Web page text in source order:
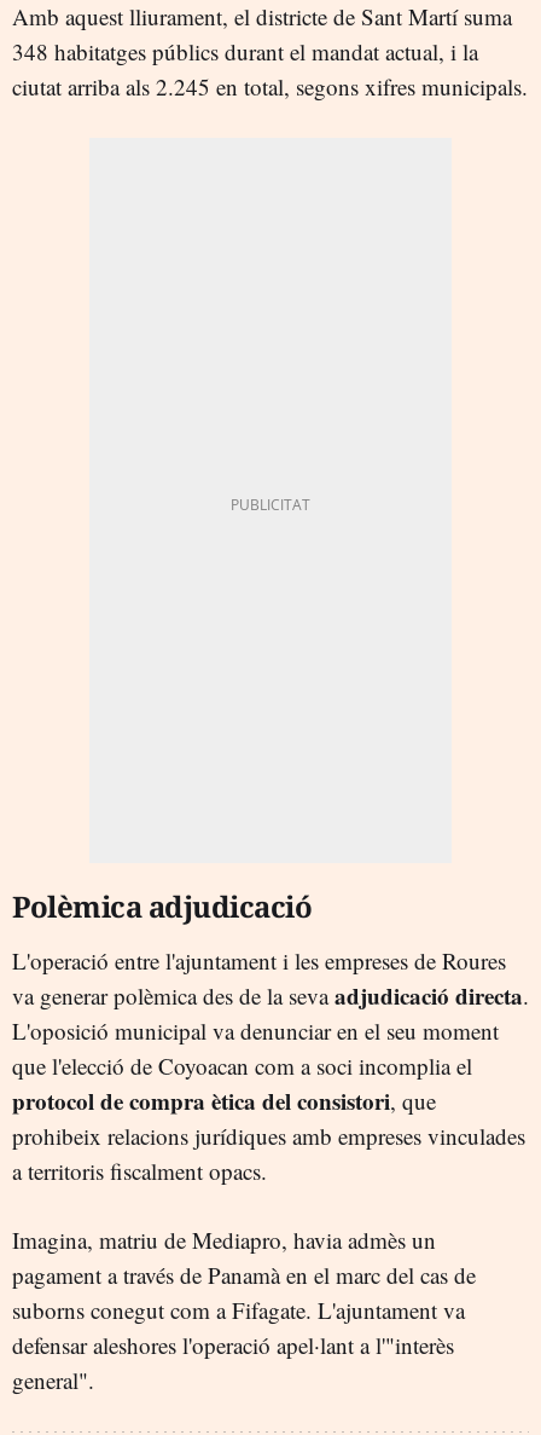
Amb aquest lliurament, el districte de Sant Martí suma
348 habitatges públics durant el mandat actual, i la
ciutat arriba als 2.245 en total, segons xifres municipals.
Polèmica adjudicació
L'operació entre l'ajuntament i les empreses de Roures
va generar polèmica des de la sevaadjudicació directa.
L'oposició municipal va denunciar en el seu moment
que l'elecció de Coyoacan com a soci incomplia el
protocol de compra ètica del consistori, que
prohibeix relacions jurídiques amb empreses vinculades
a territoris fiscalment opacs.
Imagina, matriu de Mediapro, havia admès un
pagament a través de Panamà en el marc del cas de
suborns conegut com a Fifagate. L'ajuntament va
defensar aleshores l'operació apel·lant a l'"interès
general".